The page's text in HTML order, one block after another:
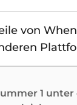
von
1